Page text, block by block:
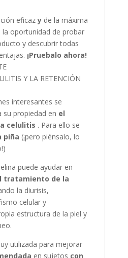
eficazyde la máxima
la oportunidad de probar
y descubrir todas
¡Pruebalo ahora!
Y LA RETENCIÓN
interesantes se
su propiedad en el
celulitis . Para ello se
piña (¡pero piénsalo, lo
puede ayudar en
tratamiento de la
la diurisis,
celular y
estructura de la piel y
utilizada para mejorar
en sujetos con